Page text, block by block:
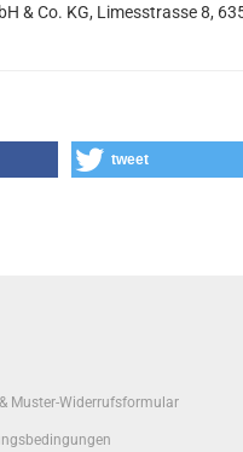
& Co. KG, Limesstrasse 8,
tweet
Muster-Widerrufsformular